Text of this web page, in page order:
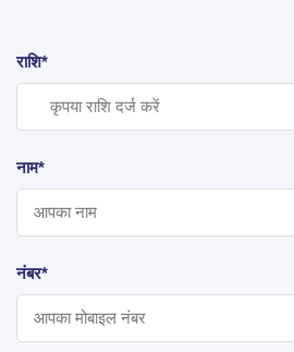
राशि*
नाम*
नंबर*